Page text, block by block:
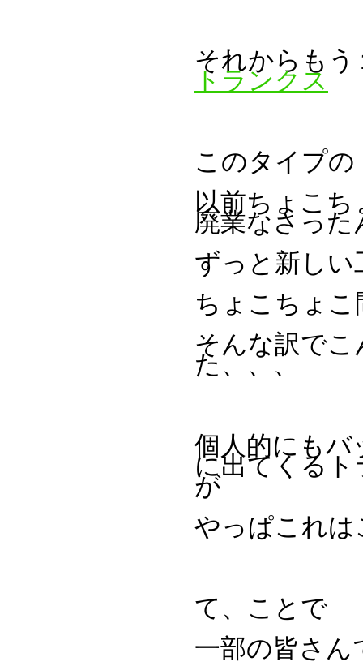
それからも
トランクス
このタイプ
以前ちょこ
廃業なさった
ずっと新し
ちょこちょ
そんな訳で
た、、、
個人的にもバ
に出てくる
が
やっぱこれ
て、ことで
一部の皆さん